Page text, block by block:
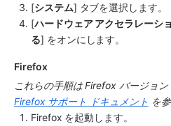
[システム] タブを選択します。
[ハードウェア アクセラレーシ
る] をオンにします。
Firefox
Firefox サポート ドキュメント を
Firefox を起動します。